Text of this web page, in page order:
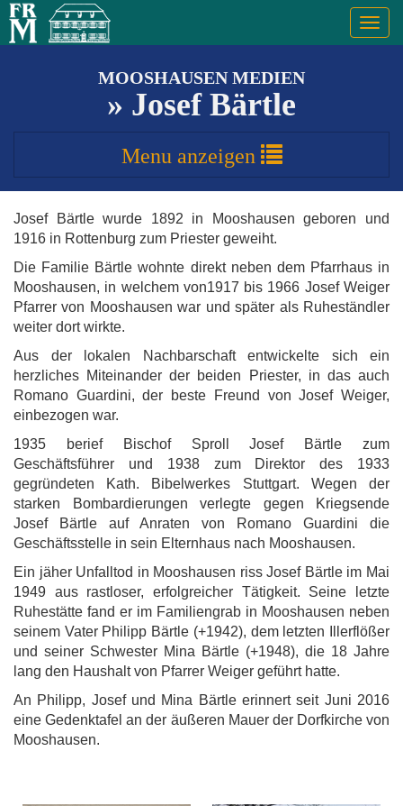
MOOSHAUSEN MEDIEN
» Josef Bärtle
Menu anzeigen
Josef Bärtle wurde 1892 in Mooshausen geboren und
1916 in Rottenburg zum Priester geweiht.
Die Familie Bärtle wohnte direkt neben dem Pfarrhaus in
Mooshausen, in welchem von1917 bis 1966 Josef Weiger
Pfarrer von Mooshausen war und später als Ruheständler
weiter dort wirkte.
Aus der lokalen Nachbarschaft entwickelte sich ein
herzliches Miteinander der beiden Priester, in das auch
Romano Guardini, der beste Freund von Josef Weiger,
einbezogen war.
1935 berief Bischof Sproll Josef Bärtle zum
Geschäftsführer und 1938 zum Direktor des 1933
gegründeten Kath. Bibelwerkes Stuttgart. Wegen der
starken Bombardierungen verlegte gegen Kriegsende
Josef Bärtle auf Anraten von Romano Guardini die
Geschäftsstelle in sein Elternhaus nach Mooshausen.
Ein jäher Unfalltod in Mooshausen riss Josef Bärtle im Mai
1949 aus rastloser, erfolgreicher Tätigkeit. Seine letzte
Ruhestätte fand er im Familiengrab in Mooshausen neben
seinem Vater Philipp Bärtle (+1942), dem letzten Illerflößer
und seiner Schwester Mina Bärtle (+1948), die 18 Jahre
lang den Haushalt von Pfarrer Weiger geführt hatte.
An Philipp, Josef und Mina Bärtle erinnert seit Juni 2016
eine Gedenktafel an der äußeren Mauer der Dorfkirche von
Mooshausen.